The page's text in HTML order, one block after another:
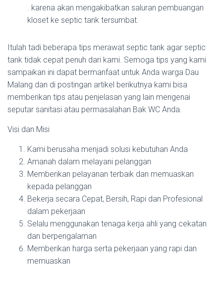
. karena akan mengakibatkan saluran pembuangan
kloset ke septic tank tersumbat.
Itulah tadi beberapa tips merawat septic tank agar septic
tank tidak cepat penuh dari kami. Semoga tips yang kami
sampaikan ini dapat bermanfaat untuk Anda warga Dau
Malang dan di postingan artikel berikutnya kami bisa
memberikan tips atau penjelasan yang lain mengenai
seputar sanitasi atau permasalahan Bak WC Anda.
Visi dan Misi
Kami berusaha menjadi solusi kebutuhan Anda
Amanah dalam melayani pelanggan
Memberikan pelayanan terbaik dan memuaskan
kepada pelanggan
Bekerja secara Cepat, Bersih, Rapi dan Profesional
dalam pekerjaan
Selalu menggunakan tenaga kerja ahli yang cekatan
dan berpengalaman
Memberikan harga serta pekerjaan yang rapi dan
memuaskan